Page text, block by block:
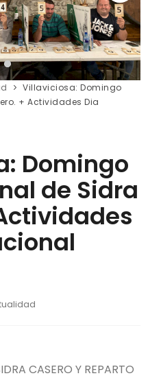
Villaviciosa: Domingo
+ Actividades Dia
Domingo
de Sidra
CASERO Y REPARTO